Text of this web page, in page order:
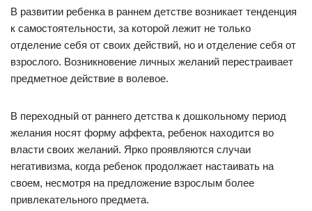
В развитии ребенка в раннем детстве возникает тенденция
к самостоятельности, за которой лежит не только
отделение себя от своих действий, но и отделение себя от
взрослого. Возникновение личных желаний перестраивает
предметное действие в волевое.
В переходный от раннего детства к дошкольному период
желания носят форму аффекта, ребенок находится во
власти своих желаний. Ярко проявляются случаи
негативизма, когда ребенок продолжает настаивать на
своем, несмотря на предложение взрослым более
привлекательного предмета.